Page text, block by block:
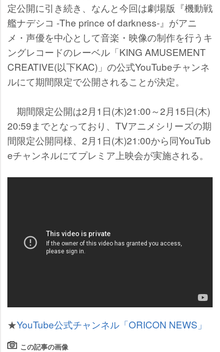
定公開に引き続き、なんと今回は劇場版『機動戦
艦ナデシコ -The prince of darkness-』がアニ
メ・声優を中心として音楽・映像の制作を行うキ
ングレコードのレーベル「KING AMUSEMENT
CREATIVE(以下KAC)」の公式YouTubeチャンネ
ルにて期間限定で公開されることが決定。
期間限定公開は2月1日(木)21:00～2月15日(木)
20:59までとなっており、TVアニメシリーズの期
間限定公開同様、2月1日(木)21:00から同YouTub
eチャンネルにてプレミア上映会が実施される。
★YouTube公式チャンネル「ORICON NEWS」
この記事の画像